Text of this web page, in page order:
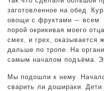
заготовленное на обед.
овощи с фруктами — всем.
порой окрикивая моего
смех, и грех, оказывается
дальше по тропе. На
самым началом подъёма.
Мы подошли к нему.
сварить ли дошираки.